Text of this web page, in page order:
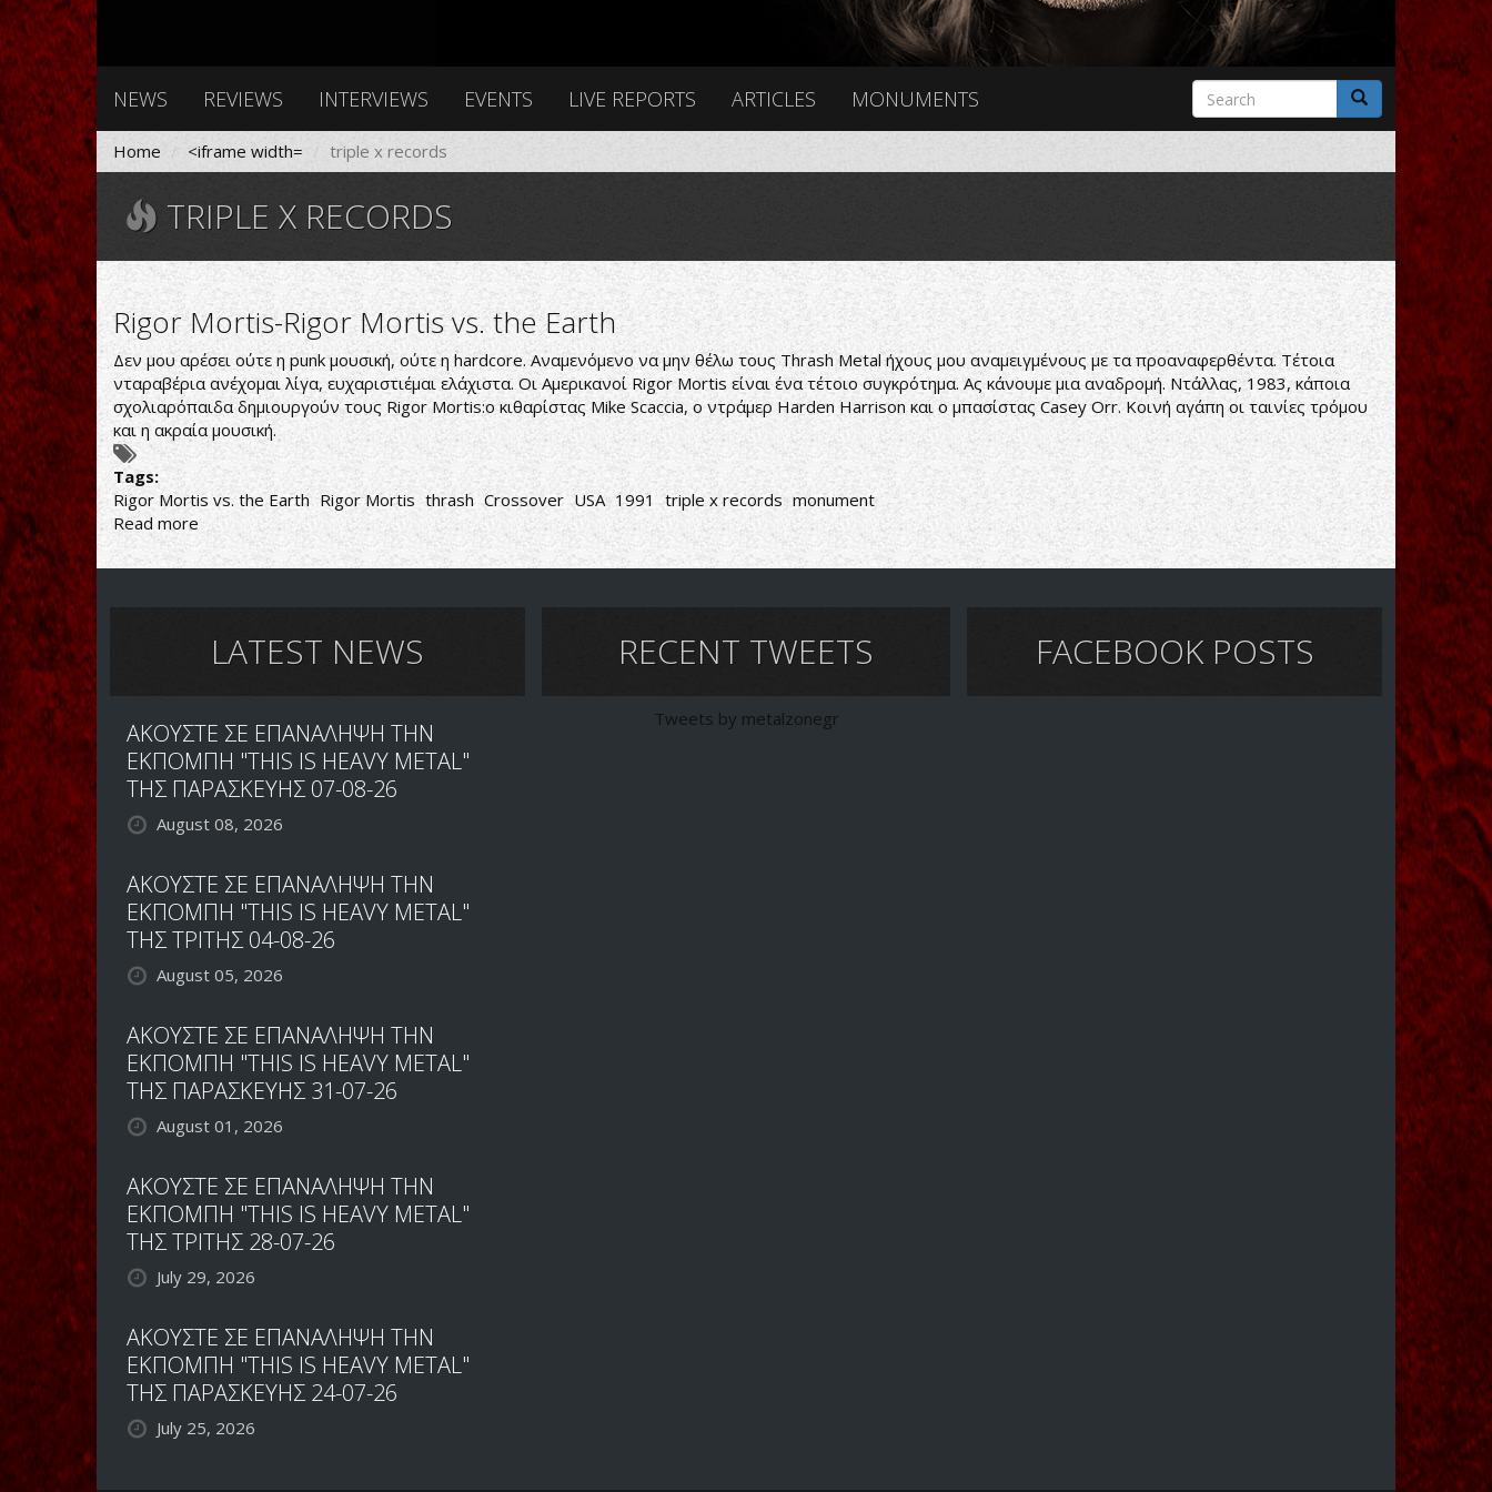
NEWS REVIEWS INTERVIEWS EVENTS LIVE REPORTS ARTICLES MONUMENTS
Search
form
Search
Home <iframe width= triple x records
TRIPLE X RECORDS
Rigor Mortis-Rigor Mortis vs. the Earth
Δεν μου αρέσει ούτε η punk μουσική, ούτε η hardcore. Αναμενόμενο να μην θέλω τους Thrash Metal ήχους μου αναμειγμένους με τα προαναφερθέντα. Τέτοια
νταραβέρια ανέχομαι λίγα, ευχαριστιέμαι ελάχιστα. Οι Αμερικανοί Rigor Mortis είναι ένα τέτοιο συγκρότημα. Ας κάνουμε μια αναδρομή. Ντάλλας, 1983, κάποια
σχολιαρόπαιδα δημιουργούν τους Rigor Mortis:ο κιθαρίστας Mike Scaccia, ο ντράμερ Harden Harrison και ο μπασίστας Casey Orr. Κοινή αγάπη οι ταινίες τρόμου
και η ακραία μουσική.
Tags:
Rigor Mortis vs. the Earth Rigor Mortis thrash Crossover USA 1991 triple x records monument
Read more about
Rigor
Mortis-
vs.
the
LATEST NEWS
ΑΚΟΥΣΤΕ ΣΕ ΕΠΑΝΑΛΗΨΗ ΤΗΝ
ΕΚΠΟΜΠΗ "THIS IS HEAVY METAL"
ΤΗΣ ΠΑΡΑΣΚΕΥΗΣ 07-08-26
August 08, 2026
ΑΚΟΥΣΤΕ ΣΕ ΕΠΑΝΑΛΗΨΗ ΤΗΝ
ΕΚΠΟΜΠΗ "THIS IS HEAVY METAL"
ΤΗΣ ΤΡΙΤΗΣ 04-08-26
August 05, 2026
ΑΚΟΥΣΤΕ ΣΕ ΕΠΑΝΑΛΗΨΗ ΤΗΝ
ΕΚΠΟΜΠΗ "THIS IS HEAVY METAL"
ΤΗΣ ΠΑΡΑΣΚΕΥΗΣ 31-07-26
August 01, 2026
ΑΚΟΥΣΤΕ ΣΕ ΕΠΑΝΑΛΗΨΗ ΤΗΝ
ΕΚΠΟΜΠΗ "THIS IS HEAVY METAL"
ΤΗΣ ΤΡΙΤΗΣ 28-07-26
July 29, 2026
ΑΚΟΥΣΤΕ ΣΕ ΕΠΑΝΑΛΗΨΗ ΤΗΝ
ΕΚΠΟΜΠΗ "THIS IS HEAVY METAL"
ΤΗΣ ΠΑΡΑΣΚΕΥΗΣ 24-07-26
July 25, 2026
RECENT TWEETS
Tweets by metalzonegr
FACEBOOK POSTS